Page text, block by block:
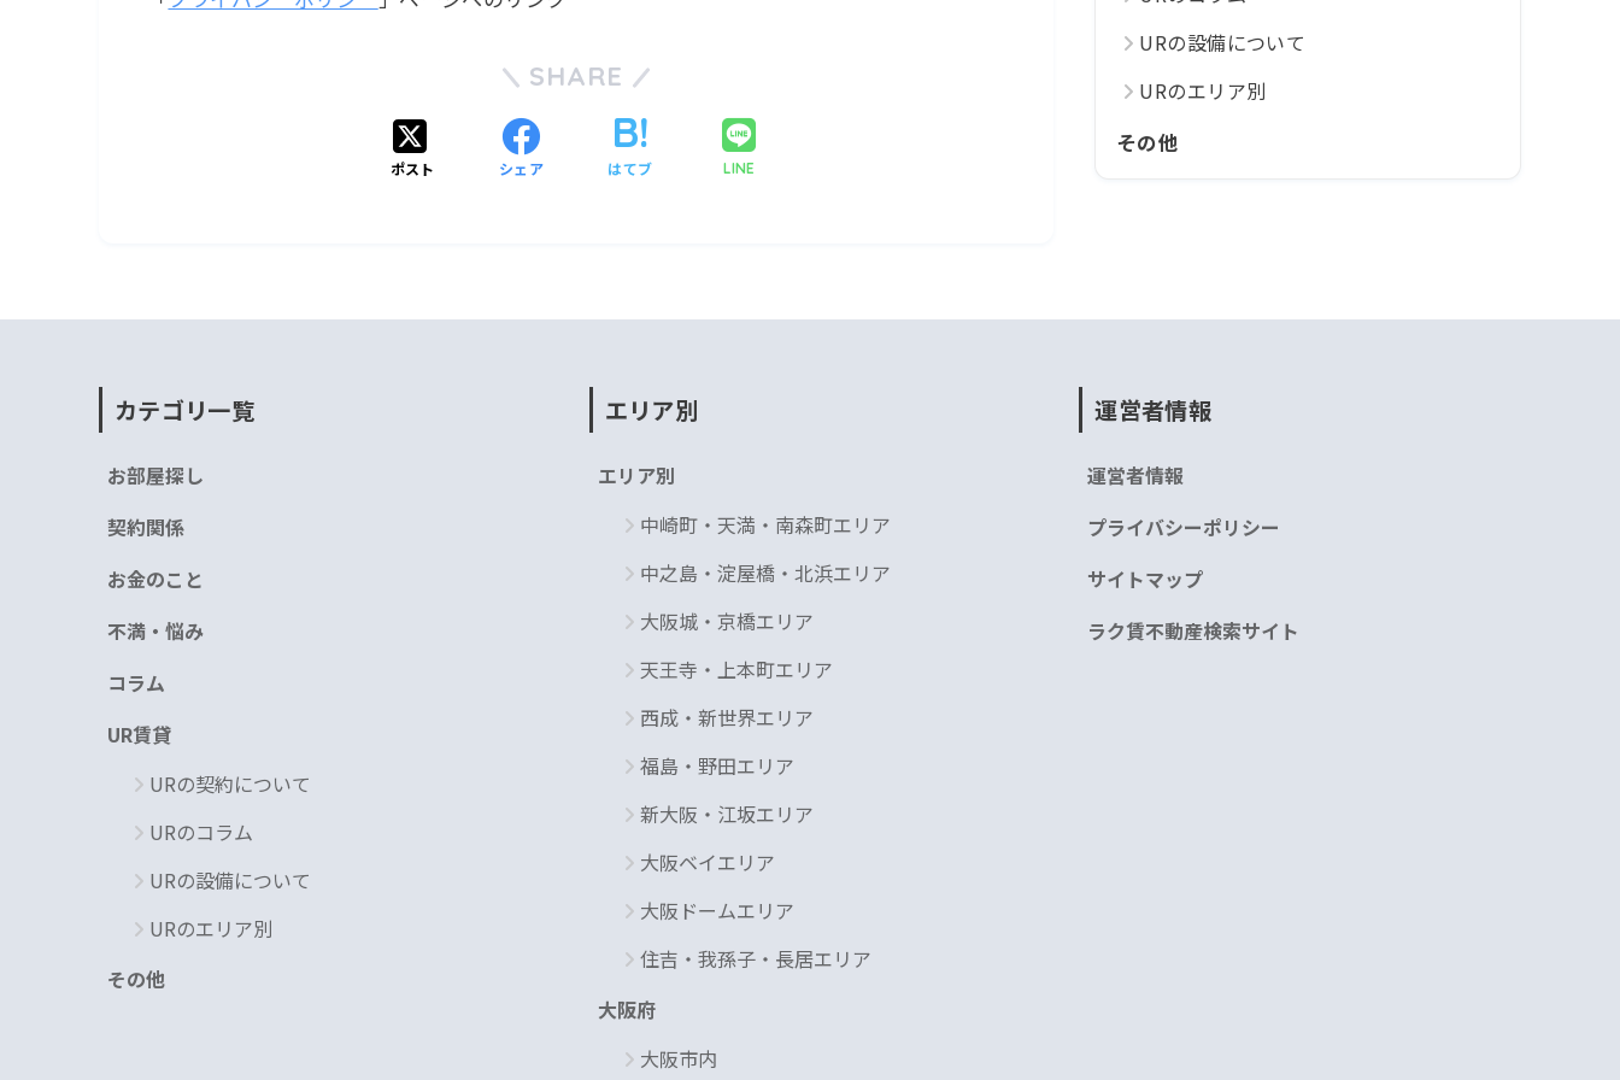
SHARE
ポスト シェア はてブ LINE
URの設備について
URのエリア別
その他
カテゴリ一覧
お部屋探し
契約関係
お金のこと
不満・悩み
コラム
UR賃貸
URの契約について
URのコラム
URの設備について
URのエリア別
その他
エリア別
エリア別
中崎町・天満・南森町エリア
中之島・淀屋橋・北浜エリア
大阪城・京橋エリア
天王寺・上本町エリア
西成・新世界エリア
福島・野田エリア
新大阪・江坂エリア
大阪ベイエリア
大阪ドームエリア
住吉・我孫子・長居エリア
大阪府
大阪市内
運営者情報
運営者情報
プライバシーポリシー
サイトマップ
ラク賃不動産検索サイト